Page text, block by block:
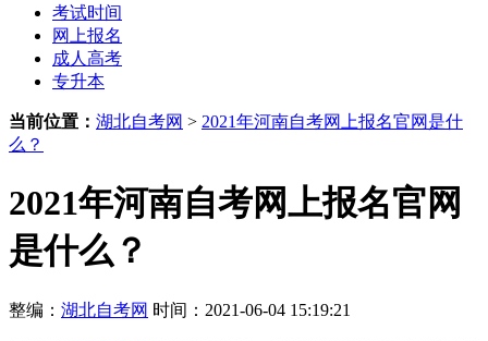
考试时间
网上报名
成人高考
专升本
当前位置： 湖北自考网 > 2021年河南自考网上报名官网是什
么？
2021年河南自考网上报名官网
是什么？
整编： 湖北自考网 时间：2021-06-04 15:19:21